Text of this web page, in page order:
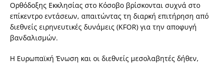
Ορθόδοξης Εκκλησίας στο Κόσοβο βρίσκονται συχνά στο
επίκεντρο εντάσεων, απαιτώντας τη διαρκή επιτήρηση από
διεθνείς ειρηνευτικές δυνάμεις (KFOR) για την αποφυγή
βανδαλισμών.
Η Ευρωπαϊκή Ένωση και οι διεθνείς μεσολαβητές δήθεν,